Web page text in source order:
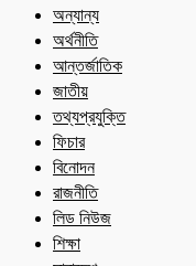
অন্যান্য
অর্থনীতি
আন্তর্জাতিক
জাতীয়
তথ্যপ্রযুক্তি
ফিচার
বিনোদন
রাজনীতি
লিড নিউজ
শিক্ষা